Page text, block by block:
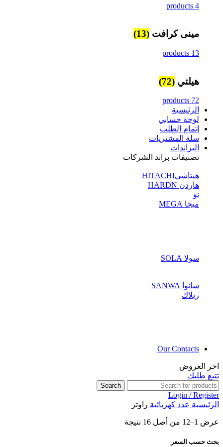
4 products
مينى كرافت (13)
13 products
هيلتي (72)
72 products
الرئيسية
لوحة حسابي
إتمام الطلب
سلة المشتريات
البراندات
تصنيفات براند الشركات
هيتاشيHITACHI
هاردن HARDN
نو
ميجا MEGA
سولا SOLA
سانوا SANWA
ريلاك
Our Contacts
اخر العروض
تتبع طلبك
Search
Login / Register
الرئيسية عدد كهربائية راوتر
عرض 1–12 من أصل 16 نتيجة
بحث حسب السعر